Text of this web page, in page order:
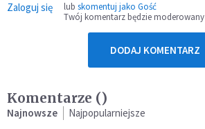
Zaloguj się lub skomentuj jako Gość
Twój komentarz będzie moderowany
DODAJ KOMENTARZ
Komentarze ()
Najnowsze Najpopularniejsze